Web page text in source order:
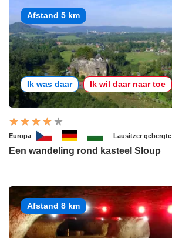
Afstand 5 km
Ik was daar Ik wil daar naar toe
Europa Lausitzer gebergte
Een wandeling rond kasteel Sloup
Afstand 8 km